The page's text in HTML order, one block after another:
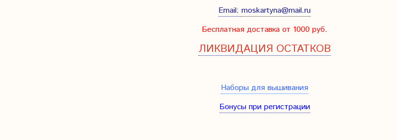
Email: moskartyna@mail.ru
Бесплатная доставка от 1000 руб.
ЛИКВИДАЦИЯ ОСТАТКОВ
Наборы для вышивания
Бонусы при регистрации